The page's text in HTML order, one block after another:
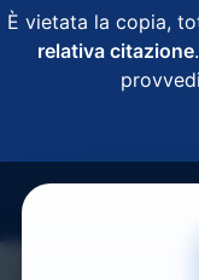
È vietata la copia,
relativa citazione